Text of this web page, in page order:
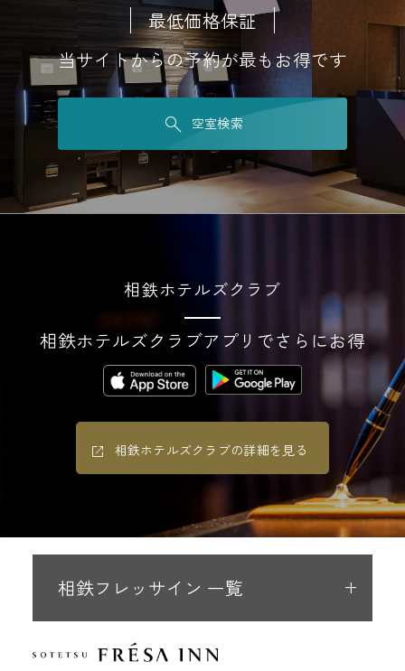
最低価格保証
当サイトからの予約が最もお得です
空室検索
相鉄ホテルズクラブ
相鉄ホテルズクラブアプリでさらにお得
相鉄ホテルズクラブの詳細を見る
相鉄フレッサイン 一覧